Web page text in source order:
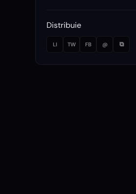
Distribuie
LI TW FB @ ⧉